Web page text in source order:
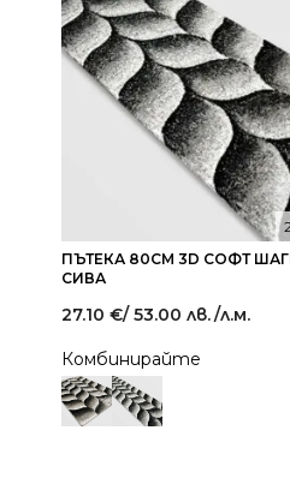
ПЪТЕКА 80СМ 3D СОФТ
СИВА
27.10 €/ 53.00 лв./л.м.
Комбинирайте